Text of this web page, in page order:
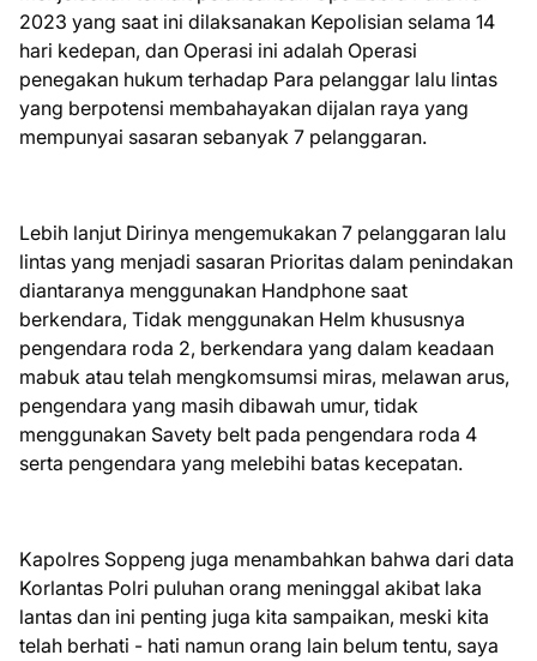
2023 yang saat ini dilaksanakan Kepolisian selama 14
hari kedepan, dan Operasi ini adalah Operasi
penegakan hukum terhadap Para pelanggar lalu lintas
yang berpotensi membahayakan dijalan raya yang
mempunyai sasaran sebanyak 7 pelanggaran.
Lebih lanjut Dirinya mengemukakan 7 pelanggaran lalu
lintas yang menjadi sasaran Prioritas dalam penindakan
diantaranya menggunakan Handphone saat
berkendara, Tidak menggunakan Helm khususnya
pengendara roda 2, berkendara yang dalam keadaan
mabuk atau telah mengkomsumsi miras, melawan arus,
pengendara yang masih dibawah umur, tidak
menggunakan Savety belt pada pengendara roda 4
serta pengendara yang melebihi batas kecepatan.
Kapolres Soppeng juga menambahkan bahwa dari data
Korlantas Polri puluhan orang meninggal akibat laka
lantas dan ini penting juga kita sampaikan, meski kita
telah berhati - hati namun orang lain belum tentu, saya